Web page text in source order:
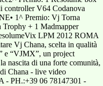
controller V64 Codanova
1^ Premio: Vj Torna
+ 1 Madmapper
LPM 2012 ROMA
Vj Chana, scelta in qualità
e “VJMX”, un project
nascita di una forte comunità,
Chana - live video
- PH.:+39 06 78147301 -